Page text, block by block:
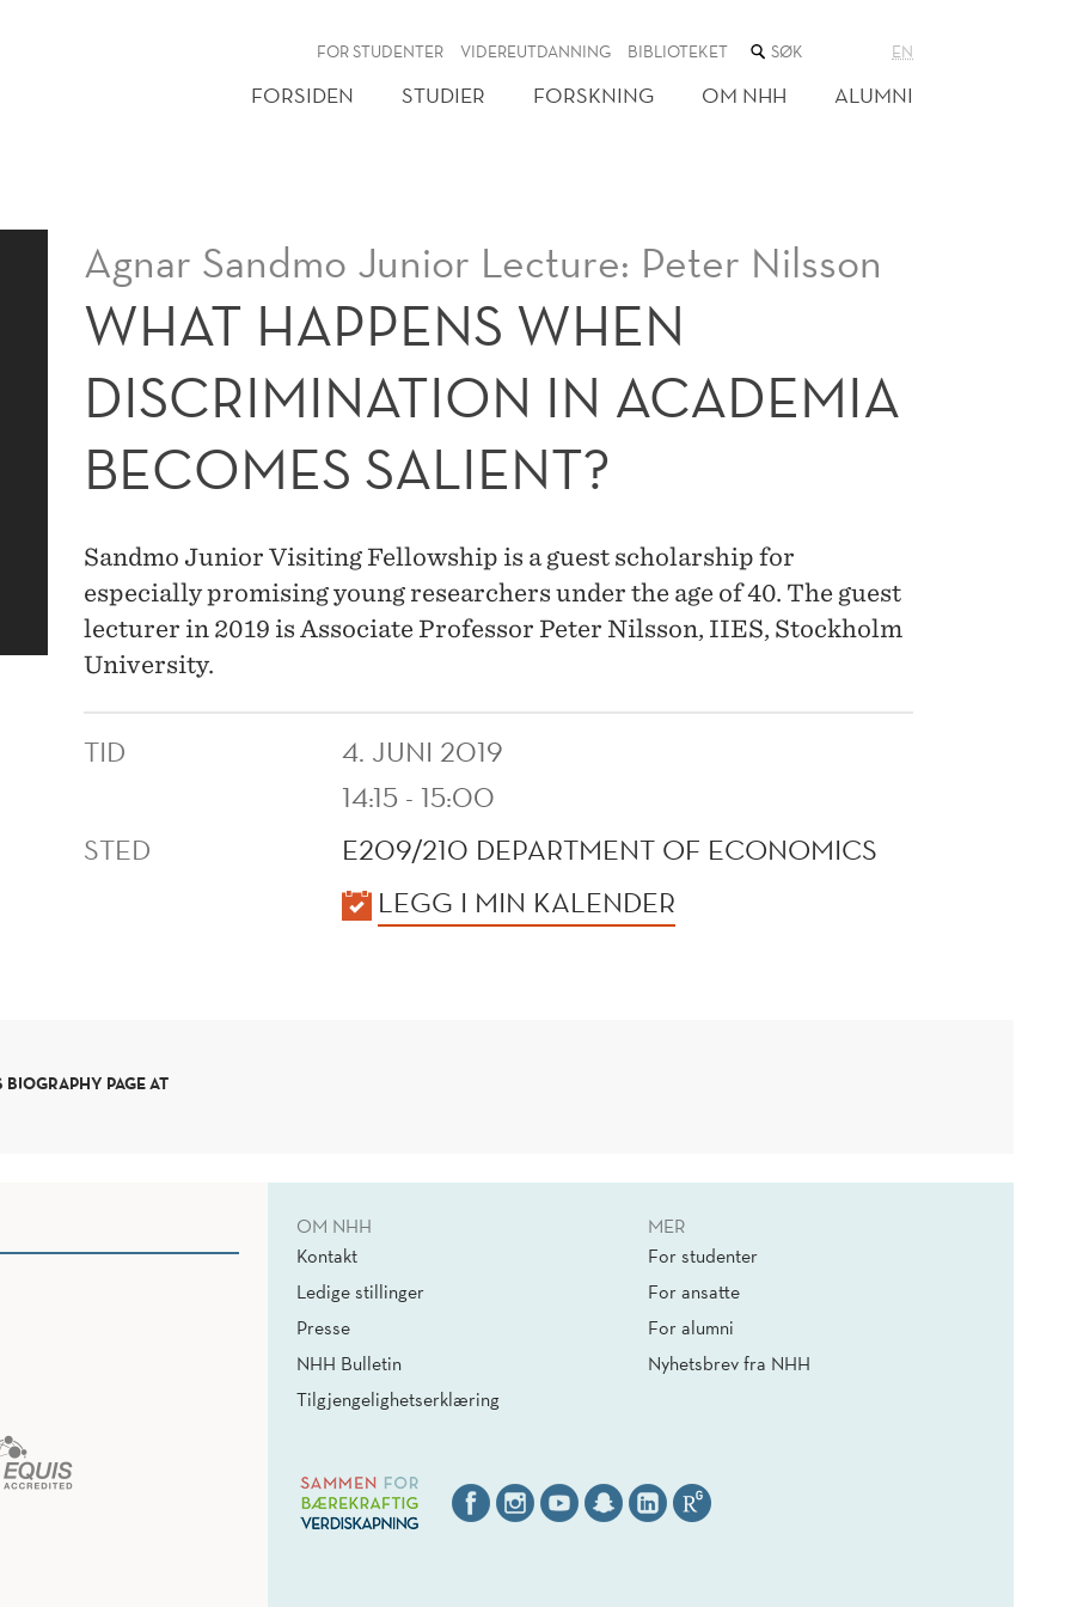
FOR STUDENTER VIDEREUTDANNING BIBLIOTEKET SØK
NETTSTEDET
EN
FORSIDEN STUDIER FORSKNING OM NHH ALUMNI
Agnar Sandmo Junior Lecture: Peter Nilsson
WHAT HAPPENS WHEN
DISCRIMINATION IN ACADEMIA
BECOMES SALIENT?
Sandmo Junior Visiting Fellowship is a guest scholarship for
especially promising young researchers under the age of 40. The guest
lecturer in 2019 is Associate Professor Peter Nilsson, IIES, Stockholm
University.
TID
4. JUNI 2019
14:15 - 15:00
STED
E209/210 DEPARTMENT OF ECONOMICS
LEGG I MIN KALENDER
BIOGRAPHY PAGE AT
OM NHH
Kontakt
Ledige stillinger
Presse
NHH Bulletin
Tilgjengelighetserklæring
MER
For studenter
For ansatte
For alumni
Nyhetsbrev fra NHH